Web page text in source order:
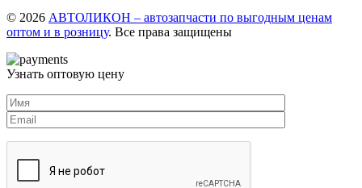
© 2026 АВТОЛИКОН – автозапчасти по выгодным ценам
оптом и в розницу. Все права защищены
Узнать оптовую цену